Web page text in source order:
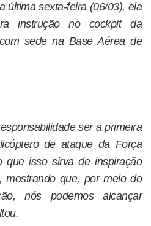
última sexta-feira (06/03), ela
instrução no cockpit da
sede na Base Aérea de
ser a primeira
de ataque da Força
que isso sirva de inspiração
mostrando que, por meio do
nós podemos alcançar